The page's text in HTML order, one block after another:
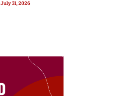
July 31, 2026